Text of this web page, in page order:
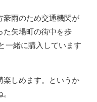
雨のため交通機関が
た矢場町の街中を歩
一緒に購入しています
しめます。というか